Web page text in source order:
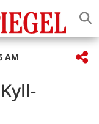
AM